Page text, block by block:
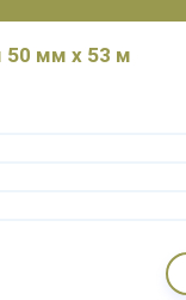
50 мм х 53 м